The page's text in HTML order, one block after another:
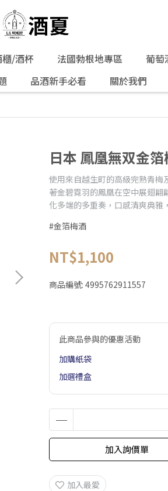
/酒杯 法國勃根地專區
葡萄
品酒新手必看 關於我們
日本 鳳凰無双金
使用來自越生町的高級完熟青梅
著金碧霓羽的鳳凰在空中展翅
化多端的多重奏，口感清爽典雅
#金箔梅酒
NT$1,100
商品編號: 4995762911557
此商品參與的優惠活動
加購紙袋
加選禮盒
加入詢價單
加入最愛